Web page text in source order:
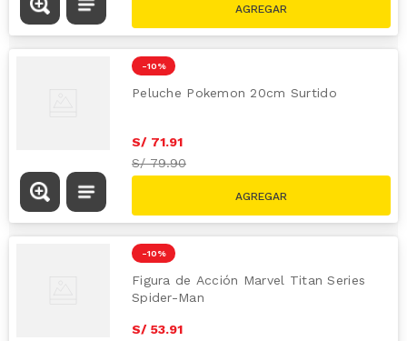
-10 %
Peluche Pokemon 20cm Surtido
S/ 71.91
S/79.90
-10 %
Figura de Acción Marvel Titan Series
Spider-Man
S/ 53.91